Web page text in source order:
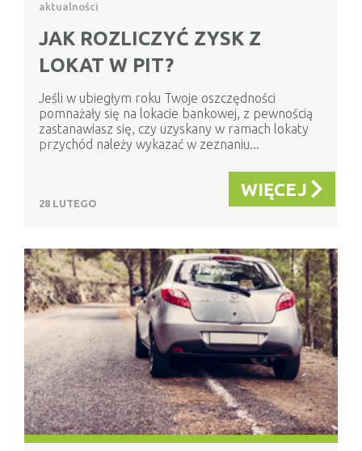
aktualności
JAK ROZLICZYĆ ZYSK Z
LOKAT W PIT?
Jeśli w ubiegłym roku Twoje oszczędności
pomnażały się na lokacie bankowej, z pewnością
zastanawiasz się, czy uzyskany w ramach lokaty
przychód należy wykazać w zeznaniu...
28 LUTEGO
WIĘCEJ